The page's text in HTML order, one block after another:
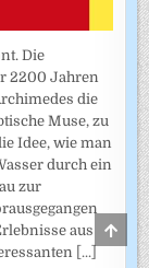
Die
2200 Jahren
die
Muse, zu
Idee, wie man
durch ein
zur
aus
[...] TO
TOP